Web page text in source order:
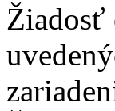
Žiadosť